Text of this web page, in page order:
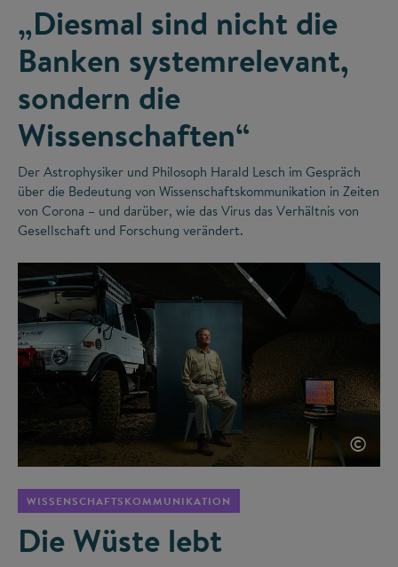
„Diesmal sind nicht die
Banken systemrelevant,
sondern die
Wissenschaften“
Der Astrophysiker und Philosoph Harald Lesch im Gespräch
über die Bedeutung von Wissenschaftskommunikation in Zeiten
von Corona – und darüber, wie das Virus das Verhältnis von
Gesellschaft und Forschung verändert.
©
WISSENSCHAFTSKOMMUNIKATION
Die Wüste lebt